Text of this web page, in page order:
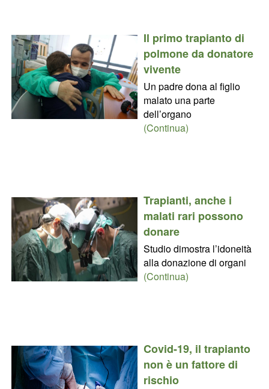
Il primo trapianto di
polmone da donatore
vivente
Un padre dona al figlio
malato una parte
dell’organo
(Continua)
Trapianti, anche i
malati rari possono
donare
Studio dimostra l’idoneità
alla donazione di organi
(Continua)
Covid-19, il trapianto
non è un fattore di
rischio